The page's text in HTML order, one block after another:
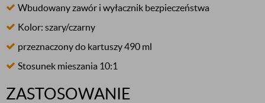
Wbudowany zawór i wyłacznik bezpieczeństwa
Kolor: szary/czarny
przeznaczony do kartuszy 490 ml
Stosunek mieszania 10:1
ZASTOSOWANIE